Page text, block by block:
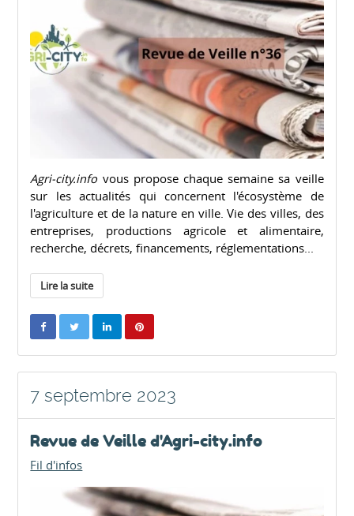
Agri-city.infovous propose chaque semaine sa veille
sur les actualités qui concernent l'écosystème de
l'agriculture et de la nature en ville. Vie des villes, des
entreprises, productions agricole et alimentaire,
recherche, décrets, financements, réglementations...
Lire la suite
7 septembre 2023
Revue de Veille d'Agri-city.info
Fil d'infos